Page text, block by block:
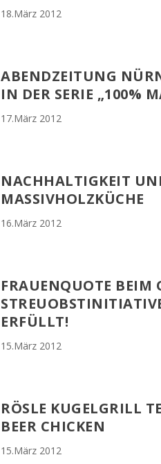
18.März 2012
ABENDZEITUNG
IN DER SERIE „100%
17.März 2012
NACHHALTIGKEIT
MASSIVHOLZKÜCHE
16.März 2012
FRAUENQUOTE BEIM
ERFÜLLT!
15.März 2012
RÖSLE KUGELGRILL
BEER CHICKEN
15.März 2012